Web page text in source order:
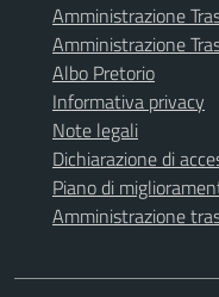
Amministrazione
Amministrazione
Albo Pretorio
Informativa privacy
Note legali
Dichiarazione di
Piano di
Amministrazione